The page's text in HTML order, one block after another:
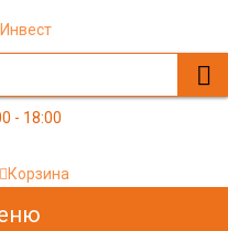
03-05
- 18:00
Корзина